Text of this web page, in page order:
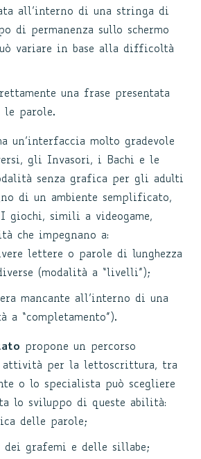
all’interno di una stringa di
di permanenza sullo schermo
variare in base alla difficoltà
una frase presentata
le parole.
un’interfaccia molto gradevole
gli Invasori, i Bachi e le
senza grafica per gli adulti
di un ambiente semplificato,
giochi, simili a videogame,
che impegnano a:
lettere o parole di lunghezza
(modalità a “livelli”);
mancante all’interno di una
a “completamento”).
propone un percorso
attività per la lettoscrittura, tra
o lo specialista può scegliere
lo sviluppo di queste abilità:
delle parole;
dei grafemi e delle sillabe;